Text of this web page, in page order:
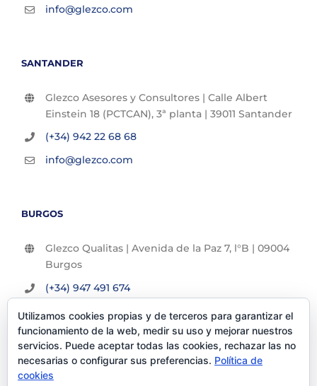
info@glezco.com
SANTANDER
Glezco Asesores y Consultores | Calle Albert
Einstein 18 (PCTCAN), 3ª planta | 39011 Santander
(+34) 942 22 68 68
info@glezco.com
BURGOS
Glezco Qualitas | Avenida de la Paz 7, l°B | 09004
Burgos
(+34) 947 491 674
info@glezco.com
Utilizamos cookies propias y de terceros para garantizar el
funcionamiento de la web, medir su uso y mejorar nuestros
servicios. Puede aceptar todas las cookies, rechazar las no
necesarias o configurar sus preferencias. Política de
cookies